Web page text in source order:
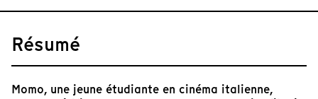
Résumé
Momo, une jeune étudiante en cinéma italienne,